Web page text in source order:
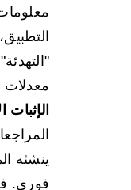
معلومات
التطبيق،
"التهدئة"،
معدلات
الإثبات
المراجعات